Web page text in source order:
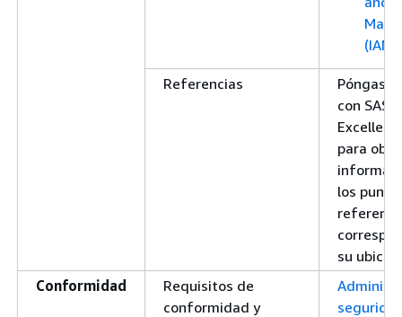
(IAM)
Referencias
Póngase
con SAS
para
los
su
Conformidad
Requisitos de
conformidad y